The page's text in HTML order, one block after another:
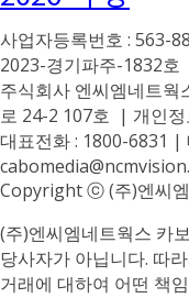
사업자등록번호 : 563-
2023-경기파주-1832호
주식회사 엔씨엠네트
로 24-2 107호 | 개인정
대표전화 : 1800-6831 |
Copyright ⓒ (주)엔씨
(주)엔씨엠네트웍스 카
당사자가 아닙니다. 따
거래에 대하여 어떤 책